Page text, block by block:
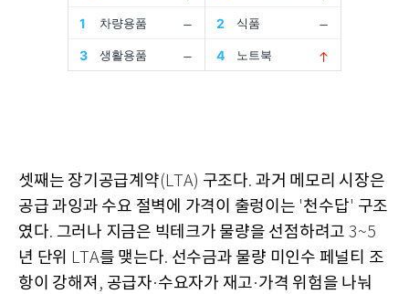
셋째는 장기공급계약(LTA) 구조다. 과거 메모리 시장은
공급 과잉과 수요 절벽에 가격이 출렁이는 '천수답' 구조
였다. 그러나 지금은 빅테크가 물량을 선점하려고 3~5
년 단위 LTA를 맺는다. 선수금과 물량 미인수 페널티 조
항이 강해져 , 공급자·수요자가 재고·가격 위험을 나눠